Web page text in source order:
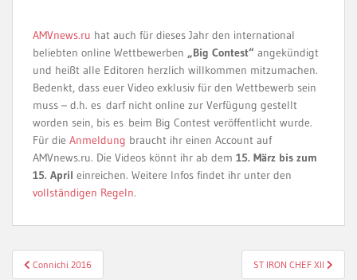
AMVnews.ru hat auch für dieses Jahr den international
beliebten online Wettbewerben „Big Contest“ angekündigt
und heißt alle Editoren herzlich willkommen mitzumachen.
Bedenkt, dass euer Video exklusiv für den Wettbewerb sein
muss – d.h. es darf nicht online zur Verfügung gestellt
worden sein, bis es beim Big Contest veröffentlicht wurde.
Für die Anmeldung braucht ihr einen Account auf
AMVnews.ru. Die Videos könnt ihr ab dem 15. März bis zum
15. April einreichen. Weitere Infos findet ihr unter den
vollständigen Regeln.
Beitragsnavigation
Connichi 2016 ST IRON CHEF XII